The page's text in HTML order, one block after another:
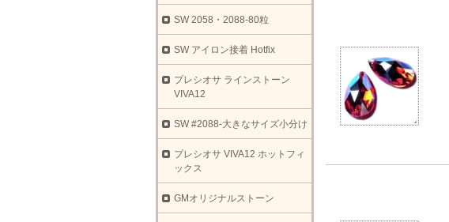
SW 2058・2088-80粒
SW アイロン接着 Hotfix
プレシオサ ラインストーン
VIVA12
SW #2088-大きなサイズ小分け
プレシオサ VIVA12 ホットフィ
ックス
GMオリジナルストーン